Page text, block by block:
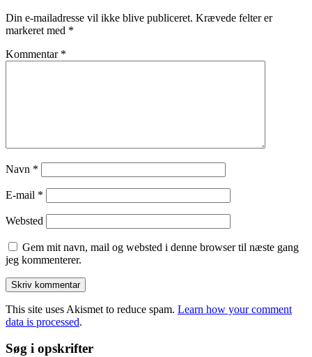
Din e-mailadresse vil ikke blive publiceret. Krævede felter er
markeret med *
Kommentar *
Navn *
E-mail *
Websted
Gem mit navn, mail og websted i denne browser til næste gang
jeg kommenterer.
This site uses Akismet to reduce spam. Learn how your comment
data is processed.
Søg i opskrifter